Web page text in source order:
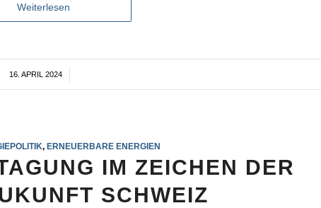
Weiterlesen
16. APRIL 2024
/
,ERNEUERBARE ENERGIEN
IM ZEICHEN DER
SCHWEIZ